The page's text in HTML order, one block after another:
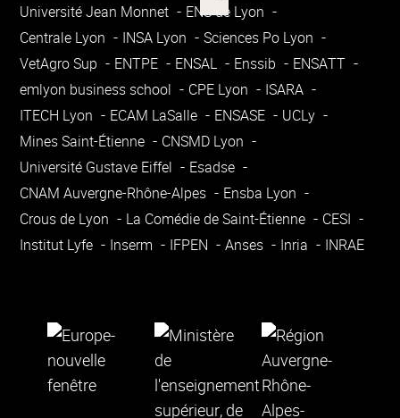
Université Jean Monnet
ENS de Lyon
Centrale Lyon
INSA Lyon
Sciences Po Lyon
VetAgro Sup
ENTPE ENSAL Enssib
ENSATT
emlyon business school
CPE Lyon
ISARA
ITECH Lyon
ECAM LaSalle ENSASE
UCLy
Mines Saint-Étienne
CNSMD Lyon
Université Gustave Eiffel
Esadse
CNAM Auvergne-Rhône-Alpes
Ensba Lyon
Crous de Lyon
La Comédie de Saint-Étienne
CESI
Institut Lyfe
Inserm IFPEN Anses Inria INRAE